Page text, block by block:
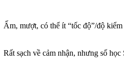
Ấm, mượt, có thể ít “tốc độ”/độ
Rất sạch về cảm nhận, nhưng số